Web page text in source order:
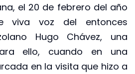
el 20 de febrero del año
viva voz del entonces
Hugo Chávez, una
ello, cuando en una
en la visita que hizo a